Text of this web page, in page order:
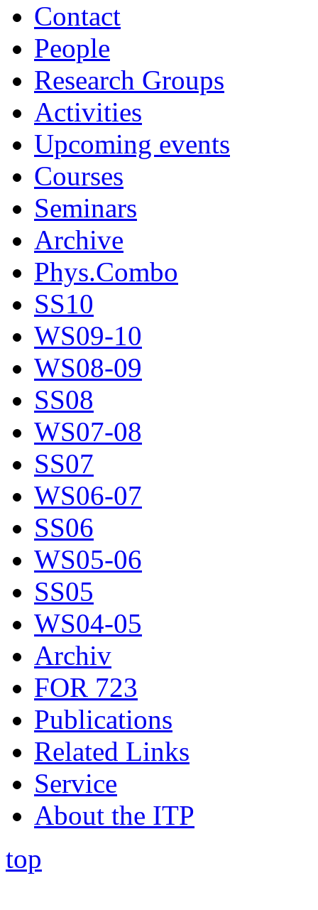
Contact
People
Research Groups
Activities
Upcoming events
Courses
Seminars
Archive
Phys.Combo
SS10
WS09-10
WS08-09
SS08
WS07-08
SS07
WS06-07
SS06
WS05-06
SS05
WS04-05
Archiv
FOR 723
Publications
Related Links
Service
About the ITP
top